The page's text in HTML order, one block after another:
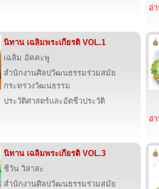
อ่
นิทาน เฉลิมพระเกียรติ VOL.1
เฉลิม อัคคะพู
สำนักงานศิลปวัฒนธรรมร่วมสมัย
กระทรวงวัฒนธรรม
ประวัติศาสตร์และอัตชีวประวัติ
อ่
นิทาน เฉลิมพระเกียรติ VOL.3
ชีวัน วิสาสะ
สำนักงานศิลปวัฒนธรรมร่วมสมัย